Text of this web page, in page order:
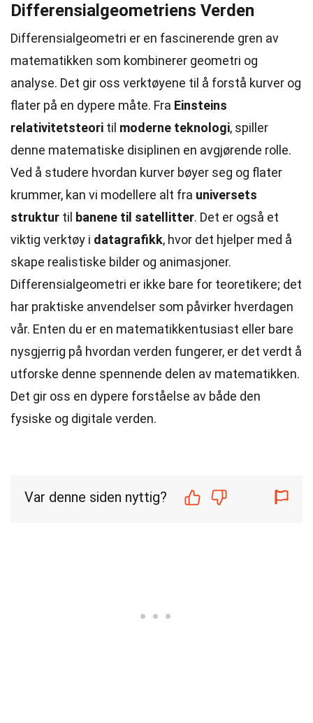
Differensialgeometriens Verden
Differensialgeometri er en fascinerende gren av
matematikken som kombinerer geometri og
analyse. Det gir oss verktøyene til å forstå kurver og
flater på en dypere måte. Fra Einsteins
relativitetsteori til moderne teknologi, spiller
denne matematiske disiplinen en avgjørende rolle.
Ved å studere hvordan kurver bøyer seg og flater
krummer, kan vi modellere alt fra universets
struktur til banene til satellitter. Det er også et
viktig verktøy i datagrafikk, hvor det hjelper med å
skape realistiske bilder og animasjoner.
Differensialgeometri er ikke bare for teoretikere; det
har praktiske anvendelser som påvirker hverdagen
vår. Enten du er en matematikkentusiast eller bare
nysgjerrig på hvordan verden fungerer, er det verdt å
utforske denne spennende delen av matematikken.
Det gir oss en dypere forståelse av både den
fysiske og digitale verden.
Var denne siden nyttig?